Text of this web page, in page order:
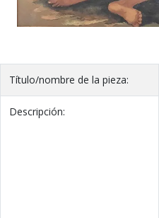
Título/nombre de la pieza:
Descripción: